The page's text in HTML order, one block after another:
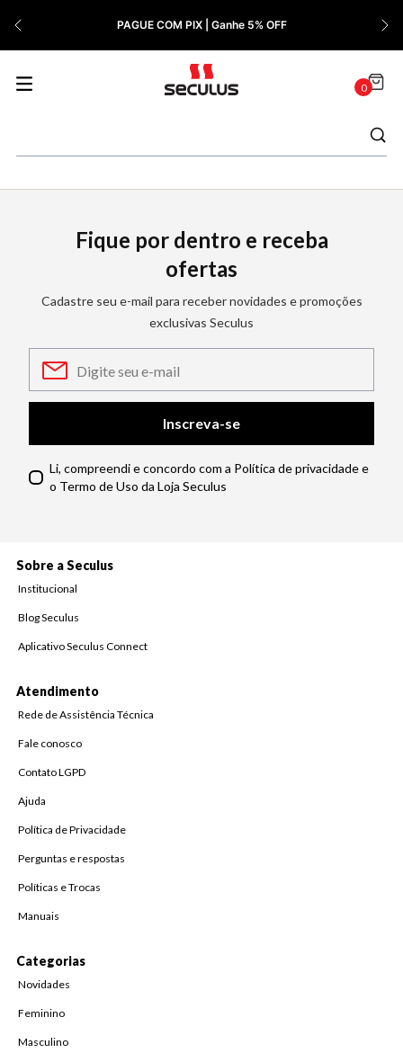
PAGUE COM PIX | Ganhe 5% OFF
0
Fique por dentro e receba
ofertas
Cadastre seu e-mail para receber novidades e promoções
exclusivas Seculus
Inscreva-se
Li, compreendi e concordo com a Política de privacidade e
o Termo de Uso da Loja Seculus
Sobre a Seculus
Institucional
Blog Seculus
Aplicativo Seculus Connect
Atendimento
Rede de Assistência Técnica
Fale conosco
Contato LGPD
Ajuda
Política de Privacidade
Perguntas e respostas
Políticas e Trocas
Manuais
Categorias
Novidades
Feminino
Masculino
9º